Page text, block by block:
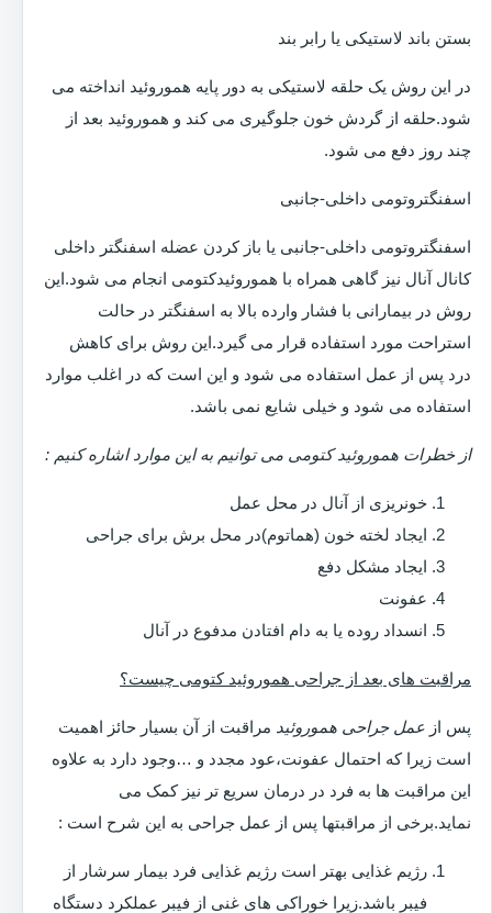
بستن باند لاستیکی یا رابر بند
در این روش یک حلقه لاستیکی به دور پایه هموروئید انداخته می
شود.حلقه از گردش خون جلوگیری می کند و هموروئید بعد از
چند روز دفع می شود.
اسفنگتروتومی داخلی-جانبی
اسفنگتروتومی داخلی-جانبی یا باز کردن عضله اسفنگتر داخلی
کانال آنال نیز گاهی همراه با هموروئیدکتومی انجام می شود.این
روش در بیمارانی با فشار وارده بالا به اسفنگتر در حالت
استراحت مورد استفاده قرار می گیرد.این روش برای کاهش
درد پس از عمل استفاده می شود و این است که در اغلب موارد
استفاده می شود و خیلی شایع نمی باشد.
از خطرات هموروئید کتومی می توانیم به این موارد اشاره کنیم :
خونریزی از آنال در محل عمل
ایجاد لخته خون (هماتوم)در محل برش برای جراحی
ایجاد مشکل دفع
عفونت
انسداد روده یا به دام افتادن مدفوع در آنال
مراقبت های بعد از جراحی هموروئید کتومی چیست؟
پس از عمل جراحی هموروئید مراقبت از آن بسیار حائز اهمیت
است زیرا که احتمال عفونت،عود مجدد و …وجود دارد به علاوه
این مراقبت ها به فرد در درمان سریع تر نیز کمک می
نماید.برخی از مراقبتها پس از عمل جراحی به این شرح است :
رژیم غذایی بهتر است رژیم غذایی فرد بیمار سرشار از
فیبر باشد.زیرا خوراکی های غنی از فیبر عملکرد دستگاه